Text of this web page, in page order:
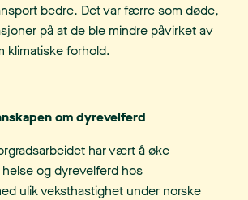
bedre. Det var færre som døde,
på at de ble mindre påvirket av
klimatiske forhold.
om dyrevelferd
har vært å øke
og dyrevelferd hos
ulik veksthastighet under norske